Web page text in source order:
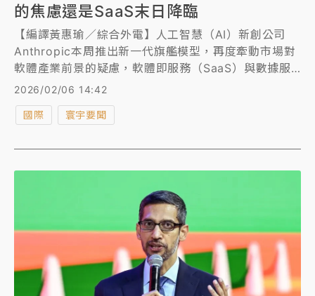
的焦慮還是SaaS末日降臨
【編譯黃惠瑜／綜合外電】人工智慧（AI）新創公司
Anthropic本周推出新一代旗艦模型，再度牽動市場對
軟體產業前景的疑慮，軟體即服務（SaaS）與數據服
務類股同步走弱。不過，面對市場波動，分析師與科技
業高層對AI工具對產業的長期影響看法仍分歧，後續發
展仍有待觀察。
2026/02/06 14:42
國際 寰宇要聞